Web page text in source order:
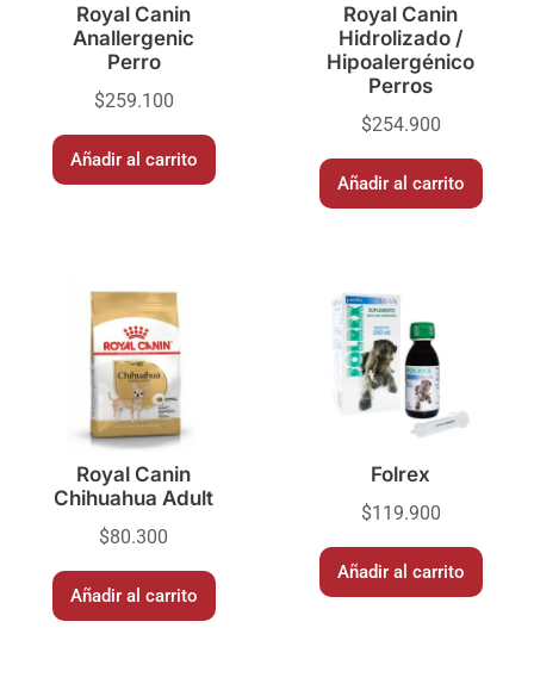
Royal Canin
Anallergenic
Perro
$259.100
Añadir al carrito
Royal Canin
Hidrolizado /
Hipoalergénico
Perros
$254.900
Añadir al carrito
Royal Canin
Chihuahua Adult
$80.300
Añadir al carrito
Folrex
$119.900
Añadir al carrito